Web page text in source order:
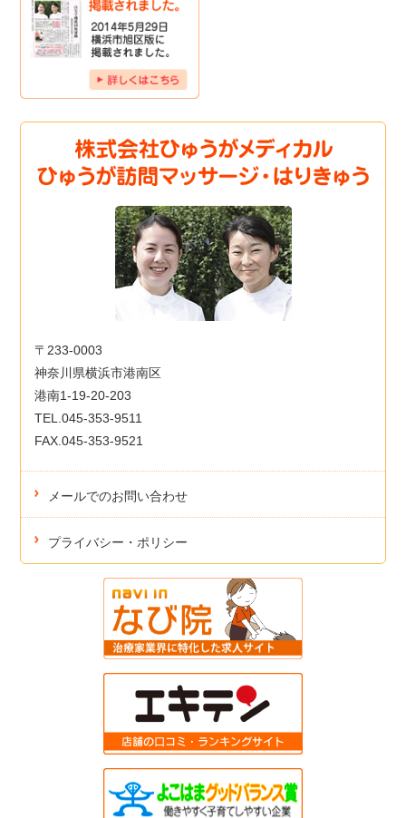
〒233-0003
神奈川県横浜市港南区
港南1-19-20-203
TEL.045-353-9511
FAX.045-353-9521
メールでのお問い合わせ
プライバシー・ポリシー